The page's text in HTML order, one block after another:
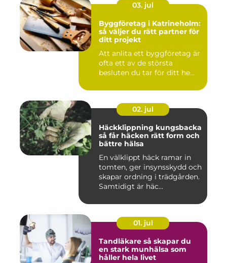
03. jul
Byggföretag i Katrineholm:
så väljer du rätt partner för
ditt projekt
Att anlita ett byggföretag är
ofta ett av de största
besluten du tar för ditt he...
02. jul
Häckklippning kungsbacka
så får häcken rätt form och
bättre hälsa
En välklippt häck ramar in
tomten, ger insynsskydd och
skapar ordning i trädgården.
Samtidigt är häc...
01. jul
Tandläkare så skapar du
en stark munhälsa som
håller hela livet